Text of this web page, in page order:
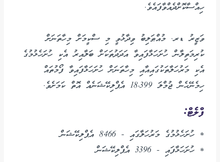
ހިއްސާކޮށްދެއްވާފައެވެ.
ވަޒީރު ޑރ. މުއްޠަލިބު ވިދާޅުވީ މި ސްކީމަށް މިހާތަނަށް
ކުރިމަތިލާން ހުށަހަޅާފައިވާ އަދަދުތަކަށް ބަލާއިރު އެކި ހުށަހެޅުމުގެ
އެކި މަރުހަލާތަކުގައިއާއި މިހާތަނަށް ހުށަހަޅާފައިވާ ފޯމުތައް
ހިމެނޭޙެން ޖުމްލަ 18،399 އެޕްލިކޭޝަނެއް އޮތް ކަމަށެވެ.
ފްލެޓް:
* ހުށަހެޅުމުގެ މަރުހަލާގައި - 8466 އެޕްލިކޭޝަން
* ހުށަހަޅާފައި - 3396 އެޕްލިކޭޝަން